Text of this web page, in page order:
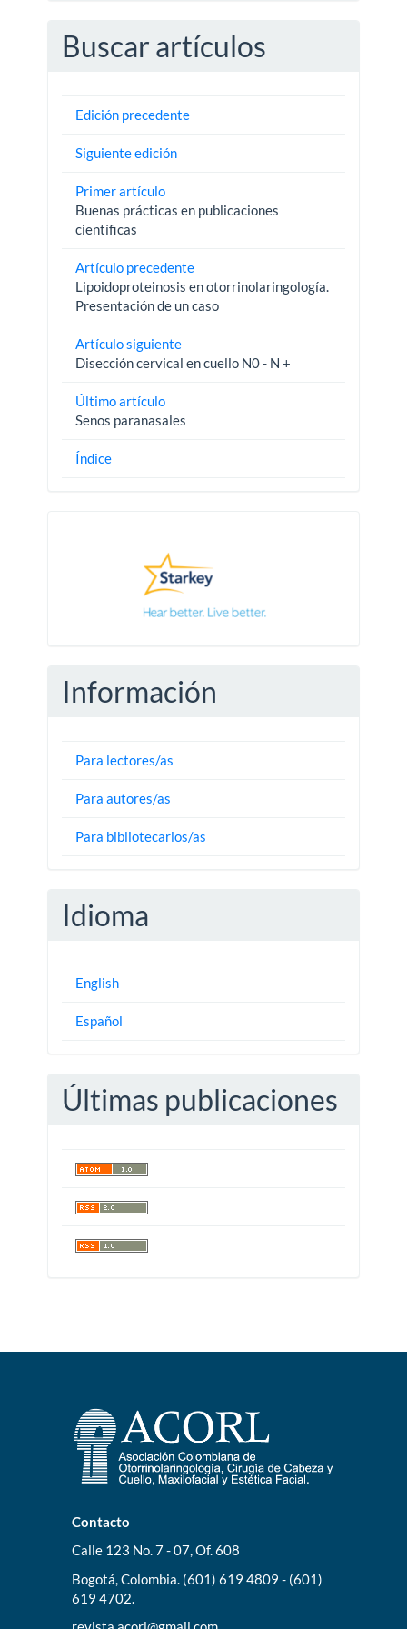
Buscar artículos
Edición precedente
Siguiente edición
Primer artículo
Buenas prácticas en publicaciones
científicas
Artículo precedente
Lipoidoproteinosis en otorrinolaringología.
Presentación de un caso
Artículo siguiente
Disección cervical en cuello N0 - N +
Último artículo
Senos paranasales
Índice
Información
Para lectores/as
Para autores/as
Para bibliotecarios/as
Idioma
English
Español
Últimas publicaciones
Contacto
Calle 123 No. 7 - 07, Of. 608
Bogotá, Colombia. (601) 619 4809 - (601)
619 4702.